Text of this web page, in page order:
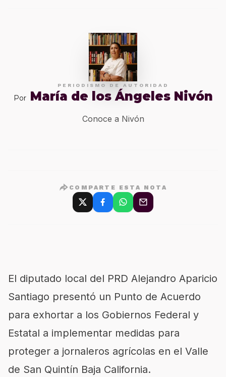
PERIODISMO DE AUTORIDAD
Por María de los Ángeles Nivón
Conoce a Nivón
COMPARTE ESTA NOTA
El diputado local del PRD Alejandro Aparicio
Santiago presentó un Punto de Acuerdo
para exhortar a los Gobiernos Federal y
Estatal a implementar medidas para
proteger a jornaleros agrícolas en el Valle
de San Quintín Baja California.